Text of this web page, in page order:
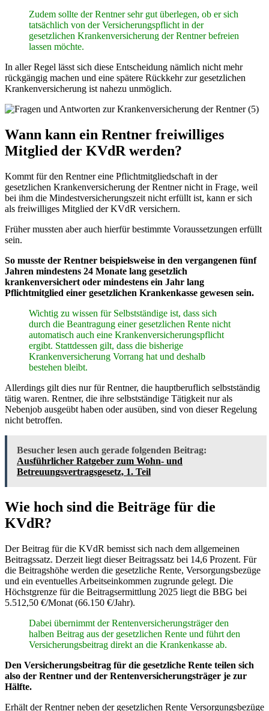
Zudem sollte der Rentner sehr gut überlegen, ob er sich
tatsächlich von der Versicherungspflicht in der
gesetzlichen Krankenversicherung der Rentner befreien
lassen möchte.
In aller Regel lässt sich diese Entscheidung nämlich nicht mehr
rückgängig machen und eine spätere Rückkehr zur gesetzlichen
Krankenversicherung ist nahezu unmöglich.
Wann kann ein Rentner freiwilliges
Mitglied der KVdR werden?
Kommt für den Rentner eine Pflichtmitgliedschaft in der
gesetzlichen Krankenversicherung der Rentner nicht in Frage, weil
bei ihm die Mindestversicherungszeit nicht erfüllt ist, kann er sich
als freiwilliges Mitglied der KVdR versichern.
Früher mussten aber auch hierfür bestimmte Voraussetzungen erfüllt
sein.
So musste der Rentner beispielsweise in den vergangenen fünf
Jahren mindestens 24 Monate lang gesetzlich
krankenversichert oder mindestens ein Jahr lang
Pflichtmitglied einer gesetzlichen Krankenkasse gewesen sein.
Wichtig zu wissen für Selbstständige ist, dass sich
durch die Beantragung einer gesetzlichen Rente nicht
automatisch auch eine Krankenversicherungspflicht
ergibt. Stattdessen gilt, dass die bisherige
Krankenversicherung Vorrang hat und deshalb
bestehen bleibt.
Allerdings gilt dies nur für Rentner, die hauptberuflich selbstständig
tätig waren. Rentner, die ihre selbstständige Tätigkeit nur als
Nebenjob ausgeübt haben oder ausüben, sind von dieser Regelung
nicht betroffen.
Besucher lesen auch gerade folgenden Beitrag:
Ausführlicher Ratgeber zum Wohn- und
Betreuungsvertragsgesetz, 1. Teil
Wie hoch sind die Beiträge für die
KVdR?
Der Beitrag für die KVdR bemisst sich nach dem allgemeinen
Beitragssatz. Derzeit liegt dieser Beitragssatz bei 14,6 Prozent. Für
die Beitragshöhe werden die gesetzliche Rente, Versorgungsbezüge
und ein eventuelles Arbeitseinkommen zugrunde gelegt. Die
Höchstgrenze für die Beitragsermittlung 2025 liegt die BBG bei
5.512,50 €/Monat (66.150 €/Jahr).
Dabei übernimmt der Rentenversicherungsträger den
halben Beitrag aus der gesetzlichen Rente und führt den
Versicherungsbeitrag direkt an die Krankenkasse ab.
Den Versicherungsbeitrag für die gesetzliche Rente teilen sich
also der Rentner und der Rentenversicherungsträger je zur
Hälfte.
Erhält der Rentner neben der gesetzlichen Rente Versorgungsbezüge